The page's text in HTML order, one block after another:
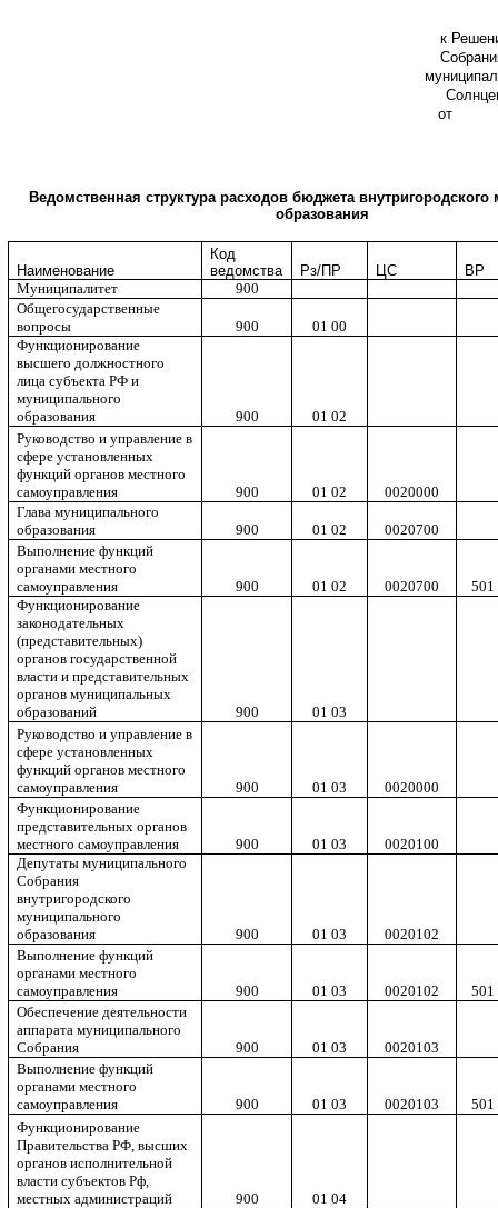
к
Ведомственная структура расходов бюджета
образования
Наименование
Код
ведомства
Рз/ПР ЦС
ВР
Муниципалитет
900
Общегосударственные
вопросы
900
01 00
Функционирование
высшего должностного
лица субъекта РФ и
муниципального
образования
900
01 02
Руководство и управление в
сфере установленных
функций органов местного
самоуправления
900 01 02
0020000
Глава муниципального
образования
900 01 02
0020700
Выполнение функций
органами местного
самоуправления
900 01 02 0020700
501
Функционирование
законодательных
(представительных)
органов государственной
власти и представительных
органов муниципальных
образований
900
01 03
Руководство и управление в
сфере установленных
функций органов местного
самоуправления
900 01 03
0020000
Функционирование
представительных органов
местного самоуправления
900 01 03
0020100
Депутаты муниципального
Собрания
внутригородского
муниципального
образования
900 01 03
0020102
Выполнение функций
органами местного
самоуправления
900 01 03 0020102
501
Обеспечение деятельности
аппарата муниципального
Собрания
900 01 03
0020103
Выполнение функций
органами местного
самоуправления
900 01 03 0020103
501
Функционирование
Правительства РФ, высших
органов исполнительной
власти субъектов Рф,
местных администраций
900
01 04